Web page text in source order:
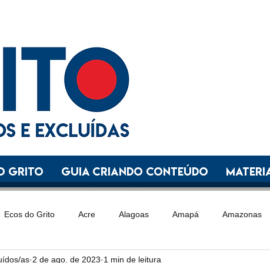
GRITO GUIA CRIANDO CONTEÚDO
Ecos do Grito Acre Alagoas Amapá Amazonas
Goiás Maranhão Mato Grosso
as 2 de ago. de 2023 1 min de leitura